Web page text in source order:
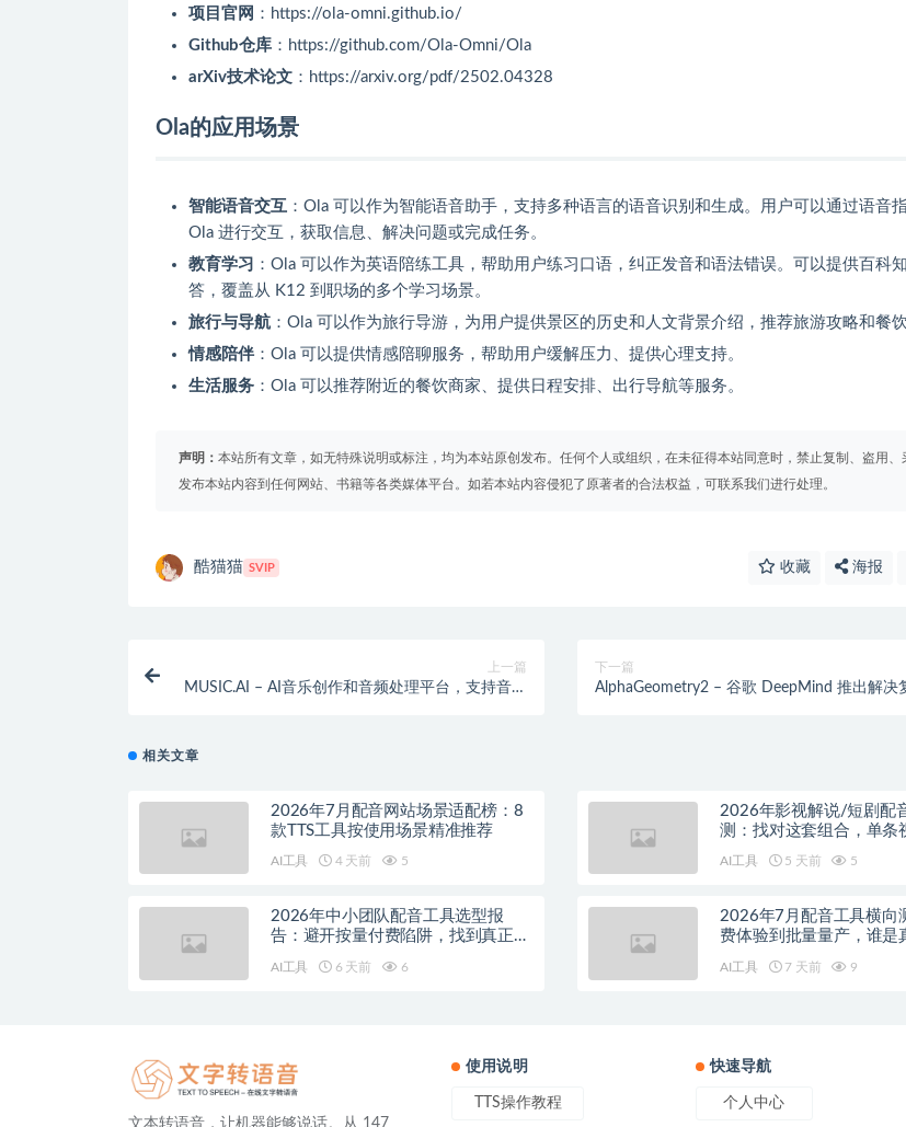
项目官网 ：https://ola-omni.github.io/
Github仓库 ：https://github.com/Ola-Omni/Ola
arXiv技术论文 ：https://arxiv.org/pdf/2502.04328
Ola的应用场景
智能语音交互 ：Ola 可以作为智能语音助手，支持多种语言的语音识别和生成。用户可以通过语音
Ola 进行交互，获取信息、解决问题或完成任务。
教育学习 ：Ola 可以作为英语陪练工具，帮助用户练习口语，纠正发音和语法错误。可以提供百科
答，覆盖从 K12 到职场的多个学习场景。
旅行与导航 ：Ola 可以作为旅行导游，为用户提供景区的历史和人文背景介绍，推荐旅游攻略和餐饮
情感陪伴 ：Ola 可以提供情感陪聊服务，帮助用户缓解压力、提供心理支持。
生活服务 ：Ola 可以推荐附近的餐饮商家、提供日程安排、出行导航等服务。
声明： 本站所有文章，如无特殊说明或标注，均为本站原创发布。任何个人或组织，在未征得本站同意时，禁止复制、盗用、
发布本站内容到任何网站、书籍等各类媒体平台。如若本站内容侵犯了原著者的合法权益，可联系我们进行处理。
酷猫猫 SVIP 收藏 海报
上一篇
MUSIC.AI – AI音乐创作和音频处理平台，支持音频
下一篇
AlphaGeometry2 – 谷歌 DeepMind 推出解决
相关文章
2026年7月配音网站场景适配榜：8
款TTS工具按使用场景精准推荐
AI工具 4 天前 5
2026年影视解说/短剧配
测：找对这套组合，单条
AI工具 5 天前 5
2026年中小团队配音工具选型报
告：避开按量付费陷阱，找到真正的
AI工具 6 天前 6
2026年7月配音工具横向
费体验到批量量产，谁是
AI工具 7 天前 9
文本转语音，让机器能够说话。从 147
使用说明
TTS操作教程
快速导航
个人中心